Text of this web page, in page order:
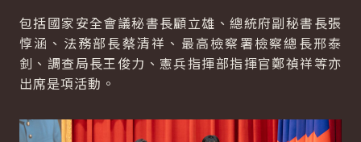
包括國家安全會議秘書長顧立雄、總統府副秘書長張
惇涵、法務部長蔡清祥、最高檢察署檢察總長邢泰
釗、調查局長王俊力、憲兵指揮部指揮官鄭禎祥等亦
出席是項活動。